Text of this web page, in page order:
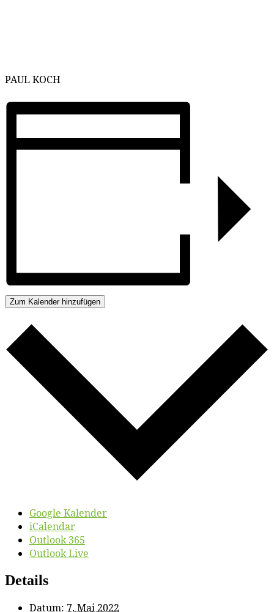
PAUL KOCH
Zum Kalender hinzufügen
Google Kalender
iCalendar
Outlook 365
Outlook Live
Details
Datum: 7. Mai 2022